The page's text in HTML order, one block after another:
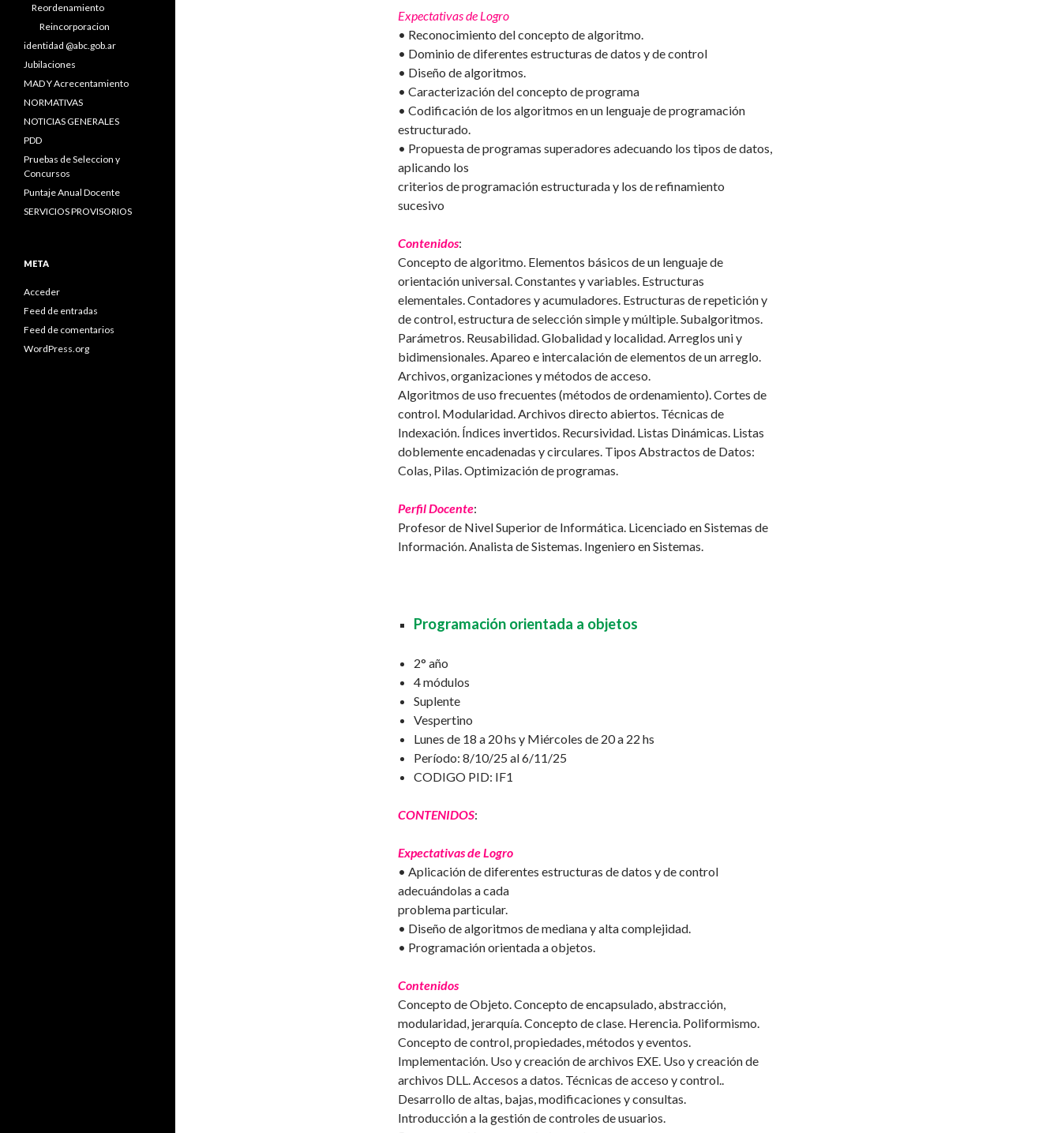
Expectativas de Logro
• Reconocimiento del concepto de algoritmo.
• Dominio de diferentes estructuras de datos y de control
• Diseño de algoritmos.
• Caracterización del concepto de programa
• Codificación de los algoritmos en un lenguaje de programación
estructurado.
• Propuesta de programas superadores adecuando los tipos de datos,
aplicando los
criterios de programación estructurada y los de refinamiento
sucesivo
Contenidos:
Concepto de algoritmo. Elementos básicos de un lenguaje de
orientación universal. Constantes y variables. Estructuras
elementales. Contadores y acumuladores. Estructuras de repetición y
de control, estructura de selección simple y múltiple. Subalgoritmos.
Parámetros. Reusabilidad. Globalidad y localidad. Arreglos uni y
bidimensionales. Apareo e intercalación de elementos de un arreglo.
Archivos, organizaciones y métodos de acceso.
Algoritmos de uso frecuentes (métodos de ordenamiento). Cortes de
control. Modularidad. Archivos directo abiertos. Técnicas de
Indexación. Índices invertidos. Recursividad. Listas Dinámicas. Listas
doblemente encadenadas y circulares. Tipos Abstractos de Datos:
Colas, Pilas. Optimización de programas.
Perfil Docente:
Profesor de Nivel Superior de Informática. Licenciado en Sistemas de
Información. Analista de Sistemas. Ingeniero en Sistemas.
Programación orientada a objetos
2° año
4 módulos
Suplente
Vespertino
Lunes de 18 a 20 hs y Miércoles de 20 a 22 hs
Período: 8/10/25 al 6/11/25
CODIGO PID: IF1
CONTENIDOS:
Expectativas de Logro
• Aplicación de diferentes estructuras de datos y de control
adecuándolas a cada
problema particular.
• Diseño de algoritmos de mediana y alta complejidad.
• Programación orientada a objetos.
Contenidos
Concepto de Objeto. Concepto de encapsulado, abstracción,
modularidad, jerarquía. Concepto de clase. Herencia. Poliformismo.
Concepto de control, propiedades, métodos y eventos.
Implementación. Uso y creación de archivos EXE. Uso y creación de
archivos DLL. Accesos a datos. Técnicas de acceso y control..
Desarrollo de altas, bajas, modificaciones y consultas.
Introducción a la gestión de controles de usuarios.
Reordenamiento
Reincorporacion
identidad @abc.gob.ar
Jubilaciones
MAD Y Acrecentamiento
NORMATIVAS
NOTICIAS GENERALES
PDD
Pruebas de Seleccion y
Concursos
Puntaje Anual Docente
SERVICIOS PROVISORIOS
META
Acceder
Feed de entradas
Feed de comentarios
WordPress.org